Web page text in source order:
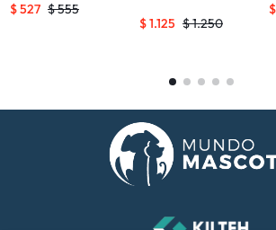
$555
$527
$1.250
$1.125
$